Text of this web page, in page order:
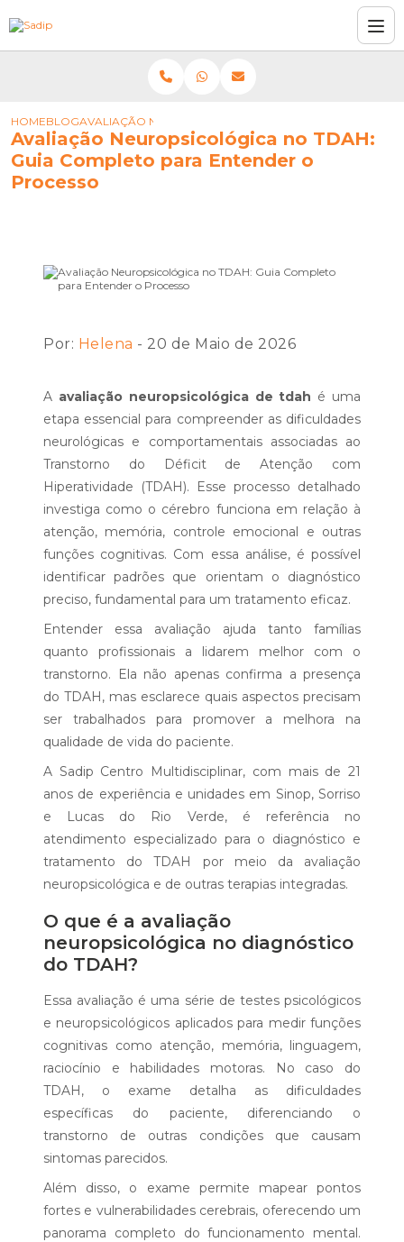
HOMEBLOGAVALIAÇÃO NEUROPSICOLÓGICA NO TDAH: GUIA
Avaliação Neuropsicológica no TDAH:
Guia Completo para Entender o
Processo
Por: Helena - 20 de Maio de 2026
A avaliação neuropsicológica de tdah é uma
etapa essencial para compreender as dificuldades
neurológicas e comportamentais associadas ao
Transtorno do Déficit de Atenção com
Hiperatividade (TDAH). Esse processo detalhado
investiga como o cérebro funciona em relação à
atenção, memória, controle emocional e outras
funções cognitivas. Com essa análise, é possível
identificar padrões que orientam o diagnóstico
preciso, fundamental para um tratamento eficaz.
Entender essa avaliação ajuda tanto famílias
quanto profissionais a lidarem melhor com o
transtorno. Ela não apenas confirma a presença
do TDAH, mas esclarece quais aspectos precisam
ser trabalhados para promover a melhora na
qualidade de vida do paciente.
A Sadip Centro Multidisciplinar, com mais de 21
anos de experiência e unidades em Sinop, Sorriso
e Lucas do Rio Verde, é referência no
atendimento especializado para o diagnóstico e
tratamento do TDAH por meio da avaliação
neuropsicológica e de outras terapias integradas.
O que é a avaliação
neuropsicológica no diagnóstico
do TDAH?
Essa avaliação é uma série de testes psicológicos
e neuropsicológicos aplicados para medir funções
cognitivas como atenção, memória, linguagem,
raciocínio e habilidades motoras. No caso do
TDAH, o exame detalha as dificuldades
específicas do paciente, diferenciando o
transtorno de outras condições que causam
sintomas parecidos.
Além disso, o exame permite mapear pontos
fortes e vulnerabilidades cerebrais, oferecendo um
panorama completo do funcionamento mental.